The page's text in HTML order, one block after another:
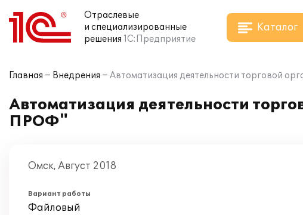
Отраслевые
и специализированные
решения 1С:Предприятие
Каталог
Главная Внедрения Автоматизация деятельности торговой
Автоматизация деятельности
ПРОФ"
Омск, Август 2018
Вариант работы
Файловый